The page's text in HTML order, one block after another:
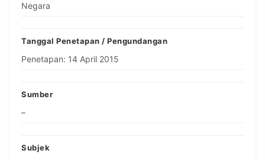
Negara
Tanggal Penetapan / Pengundangan
Penetapan: 14 April 2015
Sumber
–
Subjek